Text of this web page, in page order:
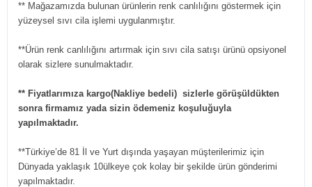
** Mağazamızda bulunan ürünlerin renk canlılığını göstermek için
yüzeysel sıvı cila işlemi uygulanmıştır.
**Ürün renk canlılığını artırmak için sıvı cila satışı ürünü opsiyonel
olarak sizlere sunulmaktadır.
** Fiyatlarımıza kargo(Nakliye bedeli) sizlerle görüşüldükten
sonra firmamız yada sizin ödemeniz koşuluğuyla
yapılmaktadır.
**Türkiye’de 81 İl ve Yurt dışında yaşayan müşterilerimiz için
Dünyada yaklaşık 10ülkeye çok kolay bir şekilde ürün gönderimi
yapılmaktadır.